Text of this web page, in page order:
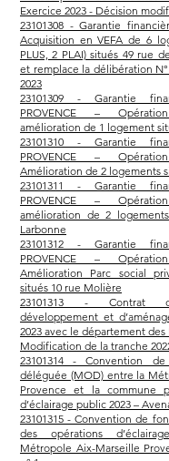
Exercice 2023 - Décision
23101308 - Garantie
Acquisition en VEFA de 6
PLUS, 2 PLAI) situés 49 rue
et remplace la délibération
2023
23101309 - Garantie
PROVENCE –
amélioration de 1 logement
23101310 - Garantie
PROVENCE –
Amélioration de 2 logements
23101311 - Garantie
PROVENCE –
amélioration de 2
Larbonne
23101312 - Garantie
PROVENCE –
Amélioration Parc social
situés 10 rue Molière
23101313 - Contrat
développement et
2023 avec le département
Modification de la tranche
23101314 - Convention de
déléguée (MOD) entre la
Provence et la commune
d’éclairage public 2023 –
23101315 - Convention de
des opérations
Métropole Aix-Marseille